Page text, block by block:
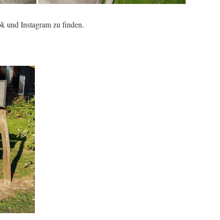
und Instagram zu finden.